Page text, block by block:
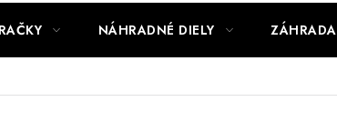
KOŠÍK
NÁHRADNÉ DIELY ZÁHRADA